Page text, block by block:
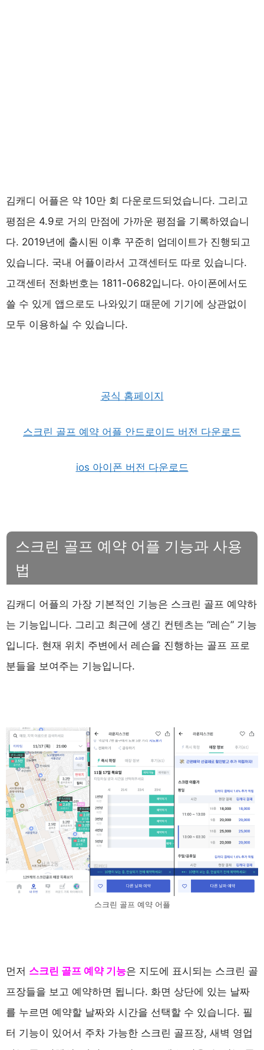
김캐디 어플은 약 10만 회 다운로드되었습니다. 그리고
평점은 4.9로 거의 만점에 가까운 평점을 기록하였습니
다. 2019년에 출시된 이후 꾸준히 업데이트가 진행되고
있습니다. 국내 어플이라서 고객센터도 따로 있습니다.
고객센터 전화번호는 1811-0682입니다. 아이폰에서도
쓸 수 있게 앱으로도 나와있기 때문에 기기에 상관없이
모두 이용하실 수 있습니다.
공식 홈페이지
스크린 골프 예약 어플 안드로이드 버전 다운로드
ios 아이폰 버전 다운로드
스크린 골프 예약 어플 기능과 사용
법
김캐디 어플의 가장 기본적인 기능은 스크린 골프 예약하
는 기능입니다. 그리고 최근에 생긴 컨텐츠는 “레슨” 기능
입니다. 현재 위치 주변에서 레슨을 진행하는 골프 프로
분들을 보여주는 기능입니다.
스크린 골프 예약 어플
먼저 스크린 골프 예약 기능은 지도에 표시되는 스크린 골
프장들을 보고 예약하면 됩니다. 화면 상단에 있는 날짜
를 누르면 예약할 날짜와 시간을 선택할 수 있습니다. 필
터 기능이 있어서 주차 가능한 스크린 골프장, 새벽 영업